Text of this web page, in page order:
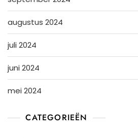
augustus 2024
juli 2024
juni 2024
mei 2024
CATEGORIEËN